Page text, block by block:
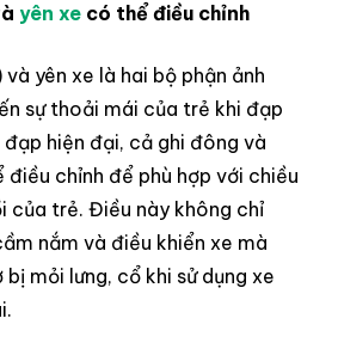
yên xe có thể điều chỉnh
và yên xe là hai bộ phận ảnh
sự thoải mái của trẻ khi đạp
hiện đại, cả ghi đông và
điều chỉnh để phù hợp với chiều
của trẻ. Điều này không chỉ
nắm và điều khiển xe mà
mỏi lưng, cổ khi sử dụng xe